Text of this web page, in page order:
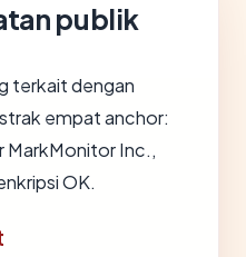
publik
terkait dengan
empat anchor:
MarkMonitor Inc.,
OK.